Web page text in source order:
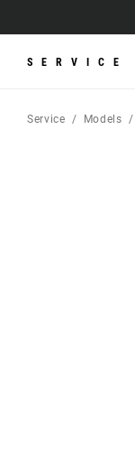
SERVICE
Service Models